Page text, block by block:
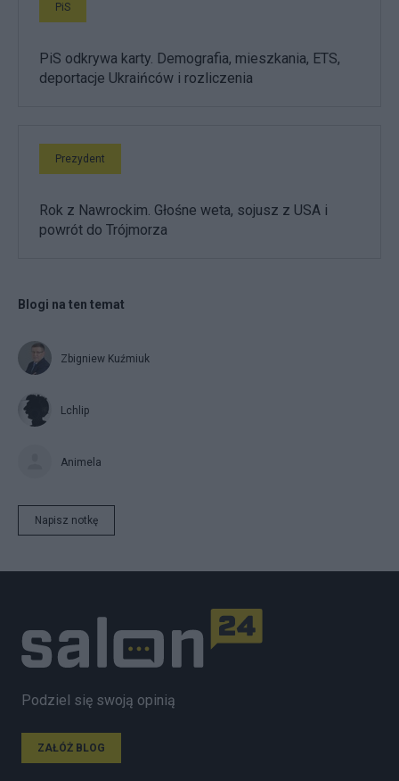
PiS
PiS odkrywa karty. Demografia, mieszkania, ETS,
deportacje Ukraińców i rozliczenia
Prezydent
Rok z Nawrockim. Głośne weta, sojusz z USA i
powrót do Trójmorza
Blogi na ten temat
Zbigniew Kuźmiuk
Lchlip
Animela
Napisz notkę
Podziel się swoją opinią
ZAŁÓŻ BLOG